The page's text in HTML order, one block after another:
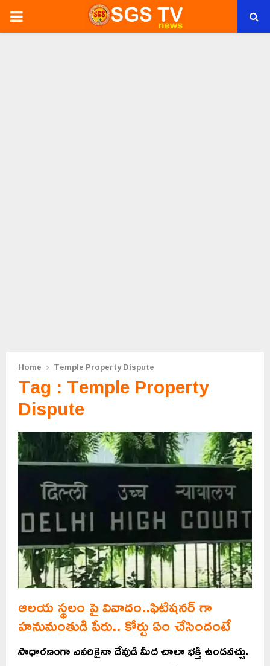
PRIMARY
Home Temple Property Dispute
Tag : Temple Property
Dispute
ఆలయ స్థలం పై వివాదం..ఫిటిషనర్ గా
హనుమంతుడి పేరు.. కోర్టు ఏం చేసిందంటే
సాధారణంగా ఎవరికైనా దేవుడి మీద చాలా భక్తి ఉండవచ్చు.